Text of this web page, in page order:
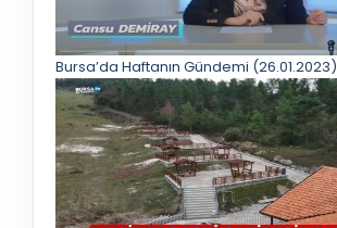
Bursa’da Haftanın Gündemi (26.01.2023)